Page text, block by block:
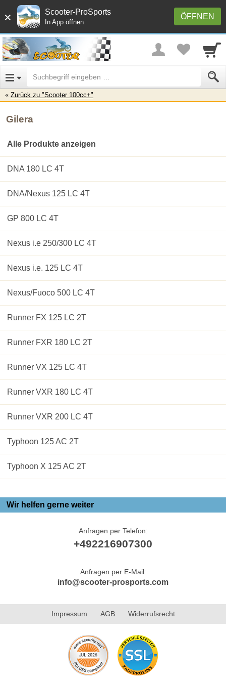
× ÖFFNEN
Scooter-ProSports
In App öffnen
Zurück zu "Scooter 100cc+"
Gilera
Alle Produkte anzeigen
DNA 180 LC 4T
DNA/Nexus 125 LC 4T
GP 800 LC 4T
Nexus i.e 250/300 LC 4T
Nexus i.e. 125 LC 4T
Nexus/Fuoco 500 LC 4T
Runner FX 125 LC 2T
Runner FXR 180 LC 2T
Runner VX 125 LC 4T
Runner VXR 180 LC 4T
Runner VXR 200 LC 4T
Typhoon 125 AC 2T
Typhoon X 125 AC 2T
Wir helfen gerne weiter
Anfragen per Telefon:
+492216907300
Anfragen per E-Mail:
info@scooter-prosports.com
Impressum AGB Widerrufsrecht